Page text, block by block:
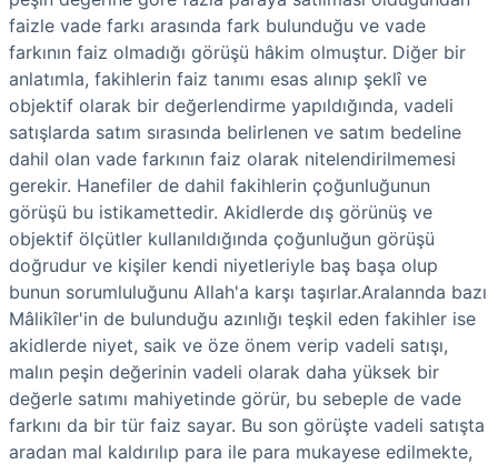
faizle vade farkı arasında fark bulunduğu ve vade
farkının faiz olmadığı görüşü hâkim olmuştur. Diğer bir
anlatımla, fakihlerin faiz tanımı esas alınıp şeklî ve
objektif olarak bir değerlendirme yapıldığında, vadeli
satışlarda satım sırasında belirlenen ve satım bedeline
dahil olan vade farkının faiz olarak nitelendirilmemesi
gerekir. Hanefiler de dahil fakihlerin çoğunluğunun
görüşü bu istikamettedir. Akidlerde dış görünüş ve
objektif ölçütler kullanıldığında çoğunluğun görüşü
doğrudur ve kişiler kendi niyetleriyle baş başa olup
bunun sorumluluğunu Allah'a karşı taşırlar.Aralannda bazı
Mâlikîler'in de bulunduğu azınlığı teşkil eden fakihler ise
akidlerde niyet, saik ve öze önem verip vadeli satışı,
malın peşin değerinin vadeli olarak daha yüksek bir
değerle satımı mahiyetinde görür, bu sebeple de vade
farkını da bir tür faiz sayar. Bu son görüşte vadeli satışta
aradan mal kaldırılıp para ile para mukayese edilmekte,